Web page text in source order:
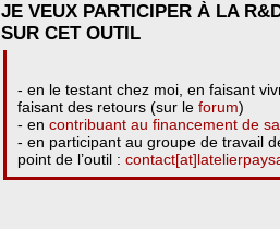
JE VEUX PARTICIPER À LA
SUR CET OUTIL
- en le testant chez moi, en faisant
faisant des retours (sur le forum)
- en contribuant au financement de
- en participant au groupe de travail
point de l’outil :